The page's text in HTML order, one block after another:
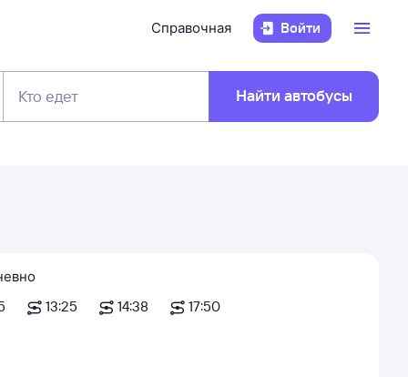
Справочная Войти
Кто едет Найти автобусы
13:25 14:38 17:50